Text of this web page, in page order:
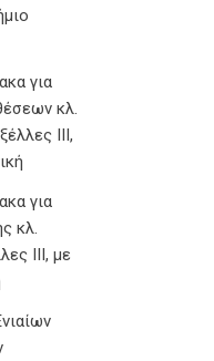
για
κλ.
ΙΙΙ,
για
κλ.
ΙΙΙ, με